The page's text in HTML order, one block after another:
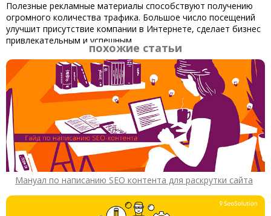
Полезные рекламные материалы способствуют получению
огромного количества трафика. Большое число посещений
улучшит присутствие компании в Интернете, сделает бизнес
привлекательным и успешным.
похожие статьи
Мануал по написанию SEO контента для раскрутки сайта